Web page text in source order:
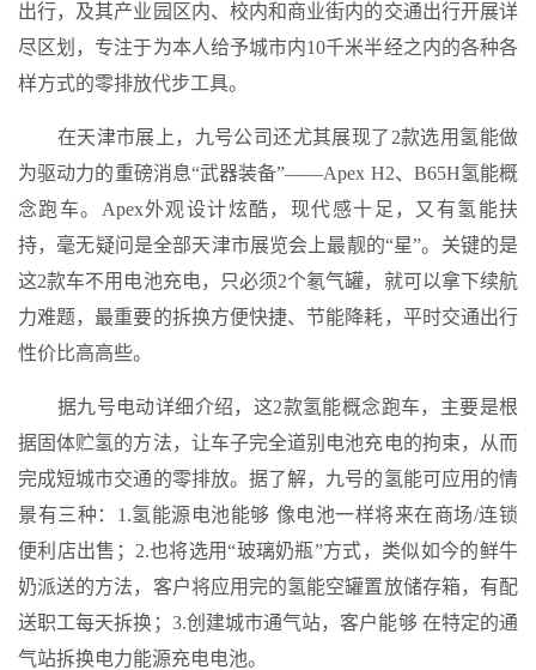
出行，及其产业园区内、校内和商业街内的交通出行开展详
尽区划，专注于为本人给予城市内10千米半经之内的各种各
样方式的零排放代步工具。
在天津市展上，九号公司还尤其展现了2款选用氢能做
为驱动力的重磅消息“武器装备”——Apex H2、B65H氢能概
念跑车。Apex外观设计炫酷，现代感十足，又有氢能扶
持，毫无疑问是全部天津市展览会上最靓的“星”。关键的是
这2款车不用电池充电，只必须2个氡气罐，就可以拿下续航
力难题，最重要的拆换方便快捷、节能降耗，平时交通出行
性价比高高些。
据九号电动详细介绍，这2款氢能概念跑车，主要是根
据固体贮氢的方法，让车子完全道别电池充电的拘束，从而
完成短城市交通的零排放。据了解，九号的氢能可应用的情
景有三种：1.氢能源电池能够 像电池一样将来在商场/连锁
便利店出售；2.也将选用“玻璃奶瓶”方式，类似如今的鲜牛
奶派送的方法，客户将应用完的氢能空罐置放储存箱，有配
送职工每天拆换；3.创建城市通气站，客户能够 在特定的通
气站拆换电力能源充电电池。